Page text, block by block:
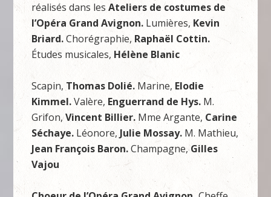
réalisés dans lesAteliers de costumes de
l’Opéra Grand Avignon. Lumières, Kevin
Briard.Chorégraphie, Raphaël Cottin.
Études musicales, Hélène Blanic
Scapin, Thomas Dolié. Marine, Elodie
Kimmel.Valère, Enguerrand de Hys. M.
Grifon,Vincent Billier. Mme Argante, Carine
Séchaye. Léonore, Julie Mossay. M. Mathieu,
Jean Francois Baron.Champagne,Gilles
Vajou